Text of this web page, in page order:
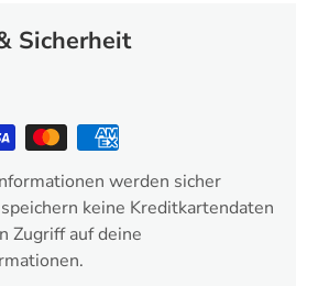
Sicherheit
werden sicher
keine Kreditkartendaten
Zugriff auf deine